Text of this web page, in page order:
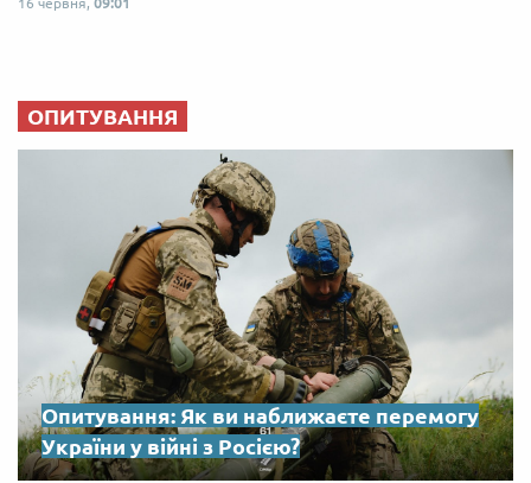
16 червня, 09:01
ОПИТУВАННЯ
Опитування: Як ви наближаєте перемогу
України у війні з Росією?